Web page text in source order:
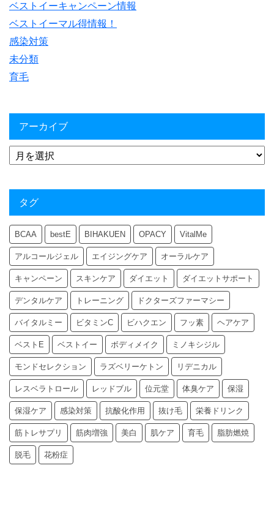
ベストイーキャンペーン情報
ベストイーマル得情報！
感染対策
未分類
育毛
アーカイブ
タグ
BCAA bestE BIHAKUEN OPACY VitalMe
アルコールジェル エイジングケア オーラルケア
キャンペーン スキンケア ダイエット ダイエットサポート
デンタルケア トレーニング ドクターズファーマシー
バイタルミー ビタミンC ビハクエン フッ素 ヘアケア
ベストE ベストイー ボディメイク ミノキシジル
モンドセレクション ラズベリーケトン リデニカル
レスベラトロール レッドブル 位元堂 体臭ケア 保湿
保湿ケア 感染対策 抗酸化作用 抜け毛 栄養ドリンク
筋トレサプリ 筋肉増強 美白 肌ケア 育毛 脂肪燃焼
脱毛 花粉症